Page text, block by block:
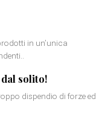
in un’unica
solito!
dispendio di forze ed